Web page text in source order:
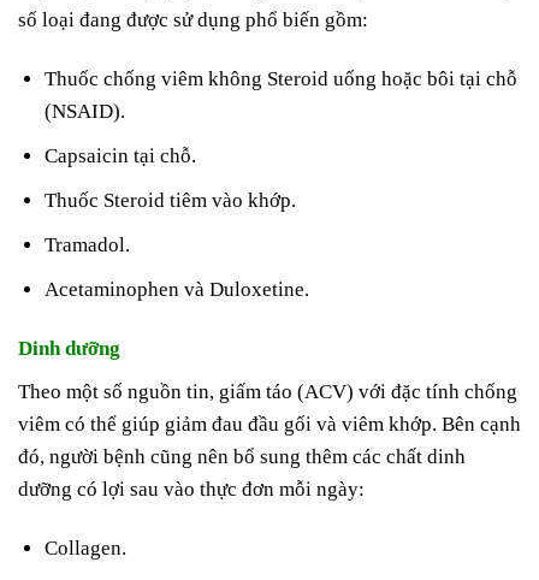
số loại đang được sử dụng phổ biến gồm:
Thuốc chống viêm không Steroid uống hoặc bôi tại chỗ
(NSAID).
Capsaicin tại chỗ.
Thuốc Steroid tiêm vào khớp.
Tramadol.
Acetaminophen và Duloxetine.
Dinh dưỡng
Theo một số nguồn tin, giấm táo (ACV) với đặc tính chống
viêm có thể giúp giảm đau đầu gối và viêm khớp. Bên cạnh
đó, người bệnh cũng nên bổ sung thêm các chất dinh
dưỡng có lợi sau vào thực đơn mỗi ngày:
Collagen.